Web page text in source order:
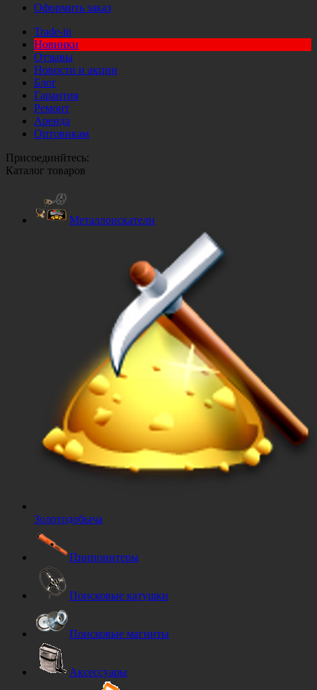
Оформить заказ
Trade-in
Новинки
Отзывы
Новости и акции
Блог
Гарантия
Ремонт
Аренда
Оптовикам
Присоединйтесь:
Каталог товаров
Металлоискатели
Золотодобыча
Пинпоинтеры
Поисковые катушки
Поисковые магниты
Аксессуары